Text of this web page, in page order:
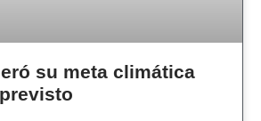
su meta climática